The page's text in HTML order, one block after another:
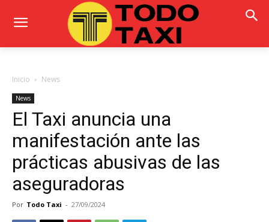
Inicio News
News
El Taxi anuncia una
manifestación ante las
prácticas abusivas de las
aseguradoras
Por Todo Taxi - 27/09/2024